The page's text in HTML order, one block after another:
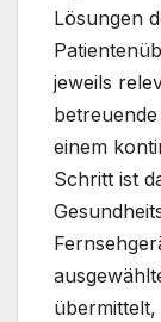
Lösungen
jeweils
einem
Schritt ist